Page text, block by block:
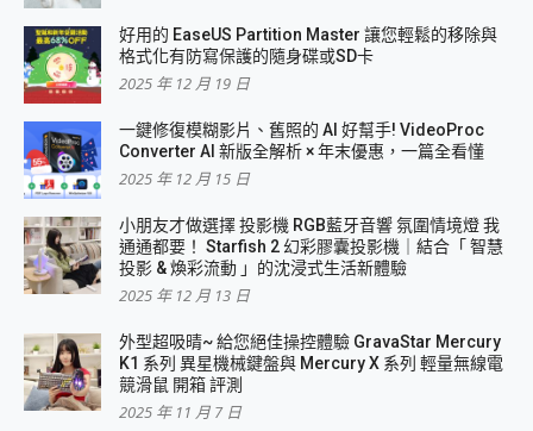
好用的 EaseUS Partition Master 讓您輕鬆的移除與
格式化有防寫保護的隨身碟或SD卡
2025 年 12 月 19 日
一鍵修復模糊影片、舊照的 AI 好幫手! VideoProc
Converter AI 新版全解析 × 年末優惠，一篇全看懂
2025 年 12 月 15 日
小朋友才做選擇 投影機 RGB藍牙音響 氛圍情境燈 我
通通都要！ Starfish 2 幻彩膠囊投影機｜結合「 智慧
投影 & 煥彩流動 」的沈浸式生活新體驗
2025 年 12 月 13 日
外型超吸晴~ 給您絕佳操控體驗 GravaStar Mercury
K1 系列 異星機械鍵盤與 Mercury X 系列 輕量無線電
競滑鼠 開箱 評測
2025 年 11 月 7 日